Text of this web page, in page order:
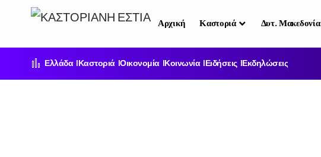
Αρχική Καστοριά Δυτ. Μακεδονία
Ελλάδα Καστοριά Οικονομία Κοινωνία Ειδήσεις Εκδηλώσεις